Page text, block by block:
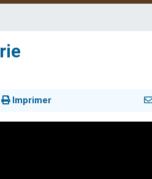
Imprimer